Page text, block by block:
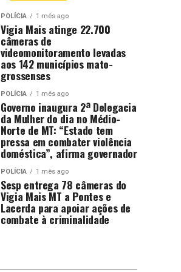
POLÍCIA 1 mês ago
Vigia Mais atinge 22.700
câmeras de
videomonitoramento levadas
aos 142 municípios mato-
grossenses
POLÍCIA 1 mês ago
Governo inaugura 2ª Delegacia
da Mulher do dia no Médio-
Norte de MT: “Estado tem
pressa em combater violência
doméstica”, afirma governador
POLÍCIA 1 mês ago
Sesp entrega 78 câmeras do
Vigia Mais MT a Pontes e
Lacerda para apoiar ações de
combate à criminalidade